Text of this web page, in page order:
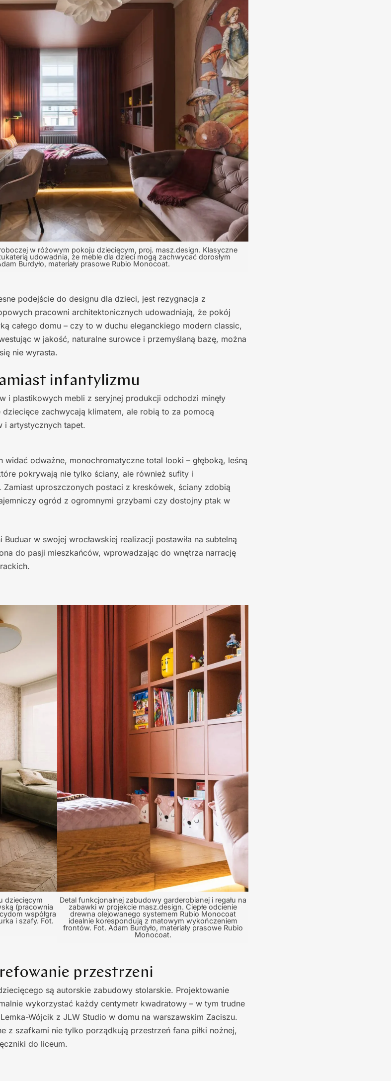
w różowym pokoju dziecięcym, proj. masz.design. Klasyczne
udowadnia, że meble dla dzieci mogą zachwycać dorosłym
Burdyło, materiały prasowe Rubio Monocoat.
podejście do designu dla dzieci, jest rezygnacja z
pracowni architektonicznych udowadniają, że pokój
całego domu – czy to w duchu eleganckiego modern classic,
w jakość, naturalne surowce i przemyślaną bazę, można
nie wyrasta.
infantylizmu
i plastikowych mebli z seryjnej produkcji odchodzi minęły
zachwycają klimatem, ale robią to za pomocą
i artystycznych tapet.
odważne, monochromatyczne total looki – głęboką, leśną
pokrywają nie tylko ściany, ale również sufity i
Zamiast uproszczonych postaci z kreskówek, ściany zdobią
ogród z ogromnymi grzybami czy dostojny ptak w
w swojej wrocławskiej realizacji postawiła na subtelną
do pasji mieszkańców, wprowadzając do wnętrza narrację
dziecięcym
(pracownia
współgra
i szafy. Fot.
Detal funkcjonalnej zabudowy garderobianej i regału na
zabawki w projekcie masz.design. Ciepłe odcienie
drewna olejowanego systemem Rubio Monocoat
idealnie korespondują z matowym wykończeniem
frontów. Fot. Adam Burdyło, materiały prasowe Rubio
Monocoat.
przestrzeni
są autorskie zabudowy stolarskie. Projektowanie
wykorzystać każdy centymetr kwadratowy – w tym trudne
Wójcik z JLW Studio w domu na warszawskim Zaciszu.
z szafkami nie tylko porządkują przestrzeń fana piłki nożnej,
do liceum.